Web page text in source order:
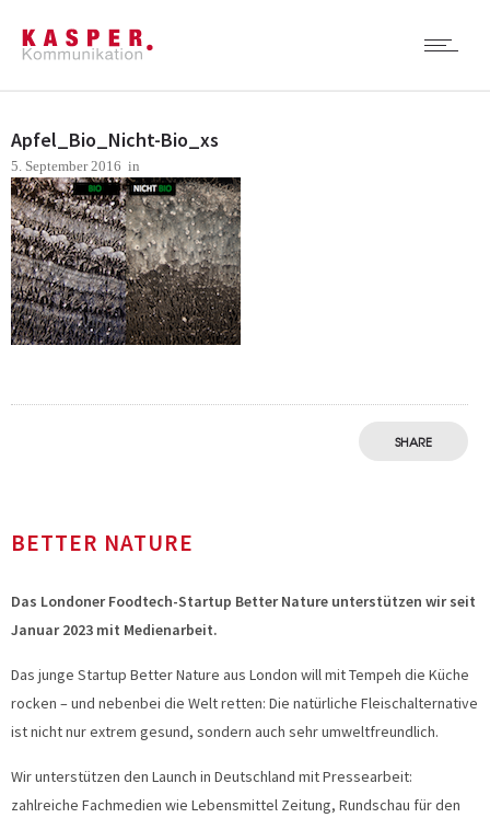
Apfel_Bio_Nicht-Bio_xs
5. September 2016 in
SHARE
BETTER NATURE
Das Londoner Foodtech-Startup Better Nature unterstützen wir seit
Januar 2023 mit Medienarbeit.
Das junge Startup Better Nature aus London will mit Tempeh die Küche
rocken – und nebenbei die Welt retten: Die natürliche Fleischalternative
ist nicht nur extrem gesund, sondern auch sehr umweltfreundlich.
Wir unterstützen den Launch in Deutschland mit Pressearbeit:
zahlreiche Fachmedien wie Lebensmittel Zeitung, Rundschau für den